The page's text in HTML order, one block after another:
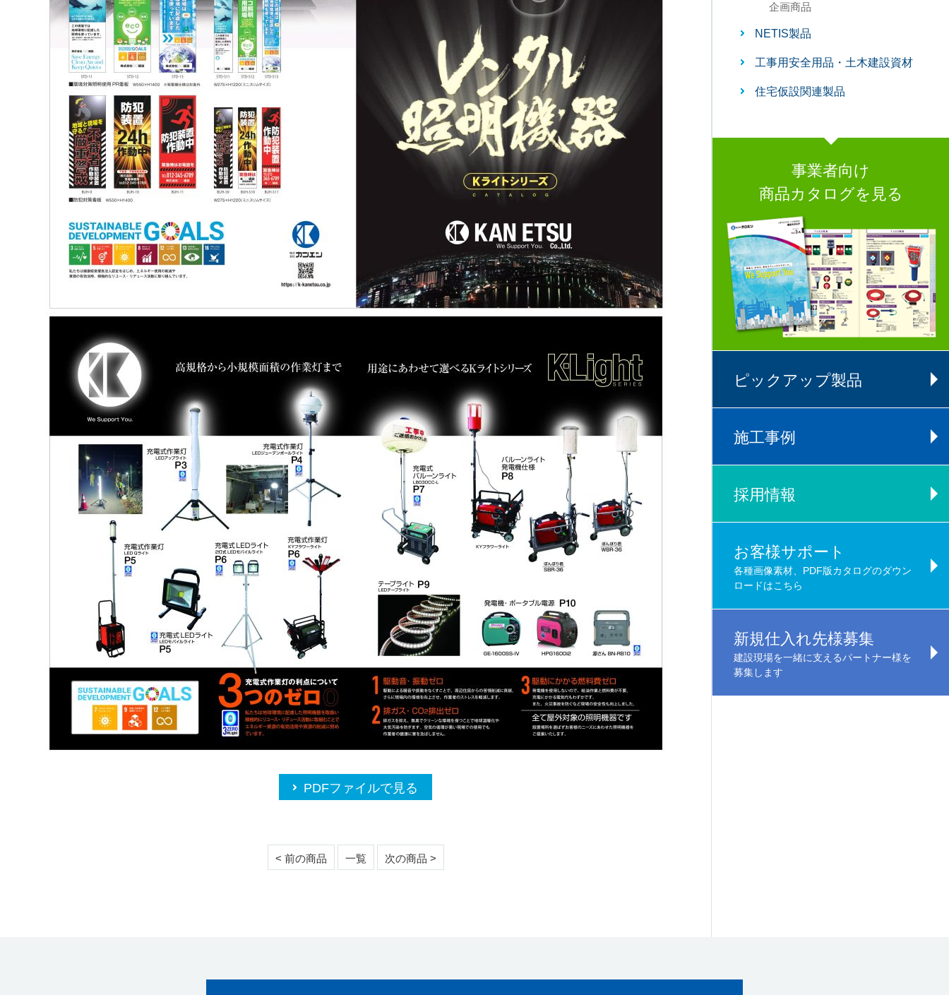
PDFファイルで見る
< 前の商品 一覧 次の商品 >
企画商品
NETIS製品
工事用安全用品・土木建設資材
住宅仮設関連製品
事業者向け
商品カタログを見る
ピックアップ製品
施工事例
採用情報
お客様サポート
各種画像素材、PDF版カタログのダウン
ロードはこちら
新規仕入れ先様募集
建設現場を一緒に支えるパートナー様を
募集します